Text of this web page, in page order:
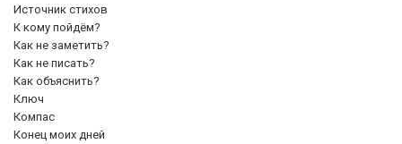
Источник стихов
К кому пойдём?
Как не заметить?
Как не писать?
Как объяснить?
Ключ
Компас
Конец моих дней